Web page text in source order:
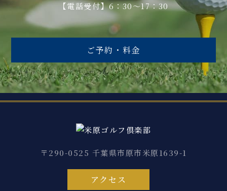
【電話受付】6：30～17：30
ご予約・料金
〒290-0525 千葉県市原市米原1639-1
アクセス